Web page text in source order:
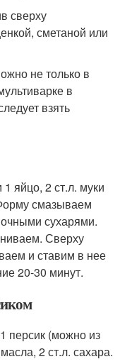
сверху
сметаной или
не только в
в
взять
яйцо, 2 ст.л. муки
смазываем
сухарями.
Сверху
и ставим в нее
20-30 минут.
персик (можно из
2 ст.л. сахара.